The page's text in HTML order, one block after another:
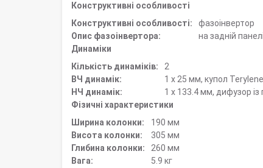
Конструктивні особливості
Конструктивні особливості:
фазоінвертор
Опис фазоінвертора:
на задній панелі
Динаміки
Кількість динаміків:
2
ВЧ динамік:
1 х 25 мм, купол Terylene
НЧ динамік:
1 х 133.4 мм, дифузор
Фізичні характеристики
Ширина колонки:
190 мм
Висота колонки:
305 мм
Глибина колонки:
260 мм
Вага:
5.9 кг